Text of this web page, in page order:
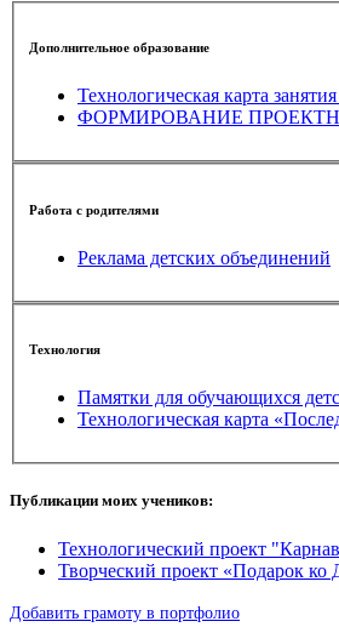
Дополнительное образование
Технологическая карта
Работа с родителями
Реклама детских объединений
Технология
Памятки для обучающихся
Публикации моих учеников:
Технологический проект
Творческий проект «Подарок ко
Добавить грамоту в портфолио